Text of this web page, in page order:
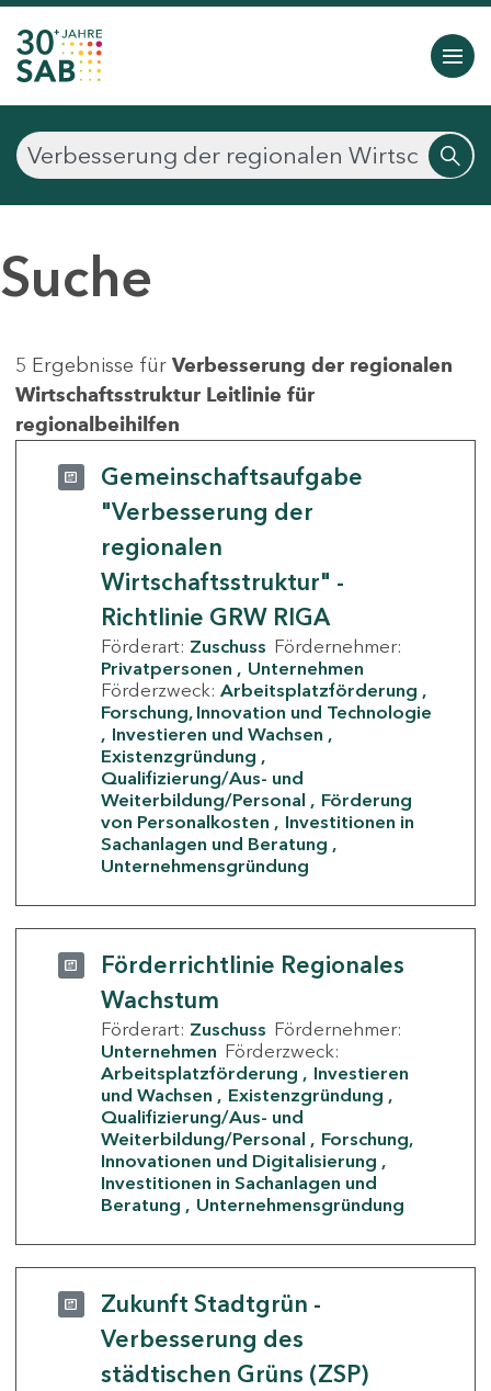
Suche
5 Ergebnisse für Verbesserung der regionalen
Wirtschaftsstruktur Leitlinie für
regionalbeihilfen
Gemeinschaftsaufgabe
"Verbesserung der
regionalen
Wirtschaftsstruktur" -
Richtlinie GRW RIGA
Förderart: Zuschuss Fördernehmer:
Privatpersonen
Unternehmen
Förderzweck: Arbeitsplatzförderung
Forschung, Innovation und Technologie
Investieren und Wachsen
Existenzgründung
Qualifizierung/Aus- und
Weiterbildung/Personal
Förderung
von Personalkosten
Investitionen in
Sachanlagen und Beratung
Unternehmensgründung
Förderrichtlinie Regionales
Wachstum
Förderart: Zuschuss Fördernehmer:
Unternehmen Förderzweck:
Arbeitsplatzförderung
Investieren
und Wachsen
Existenzgründung
Qualifizierung/Aus- und
Weiterbildung/Personal
Forschung,
Innovationen und Digitalisierung
Investitionen in Sachanlagen und
Beratung
Unternehmensgründung
Zukunft Stadtgrün -
Verbesserung des
städtischen Grüns (ZSP)